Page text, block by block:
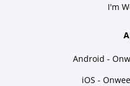
I'm
Android -
iOS -